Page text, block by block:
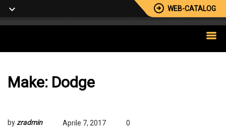
WEB-CATALOG
Make: Dodge
by zradmin Aprile 7, 2017 0